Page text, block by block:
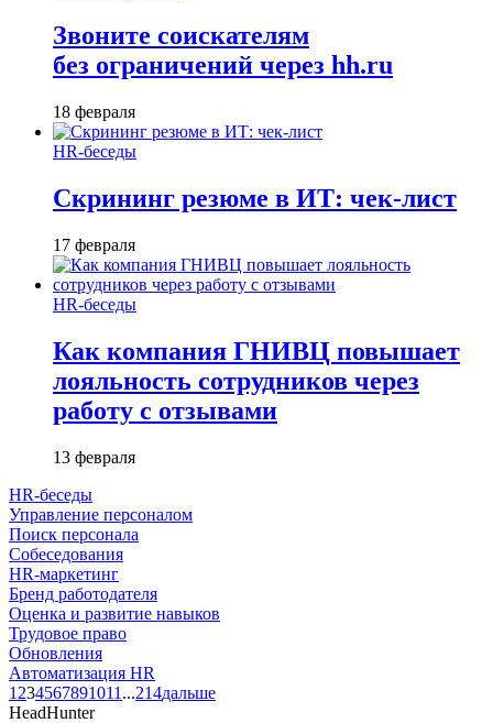
Звоните соискателям
без ограничений через hh.ru
18 февраля
HR-беседы
Скрининг резюме в ИТ: чек-лист
17 февраля
HR-беседы
Как компания ГНИВЦ повышает
лояльность сотрудников через
работу с отзывами
13 февраля
HR-беседы
Управление персоналом
Поиск персонала
Собеседования
HR-маркетинг
Бренд работодателя
Оценка и развитие навыков
Трудовое право
Обновления
Автоматизация HR
1 234567891011 ...214дальше
HeadHunter